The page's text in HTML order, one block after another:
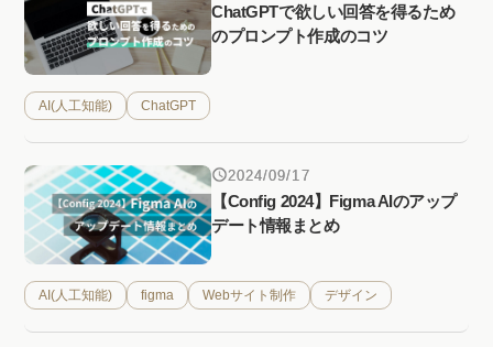
ChatGPTで欲しい回答を得るため
のプロンプト作成のコツ
AI(人工知能) ChatGPT
2024/09/17
【Config 2024】Figma AIのアップ
デート情報まとめ
AI(人工知能) figma Webサイト制作 デザイン